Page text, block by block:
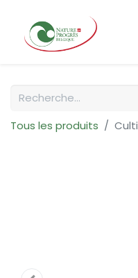
Tous les produits